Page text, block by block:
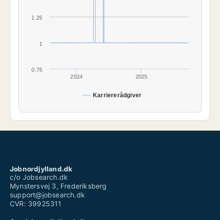
Karriererådgiver
2024 2025
1
0.75
1.25
Jobnordjylland.dk
c/o Jobsearch.dk
Mynstersvej 3, Frederiksberg
support@jobsearch.dk
CVR: 39925311